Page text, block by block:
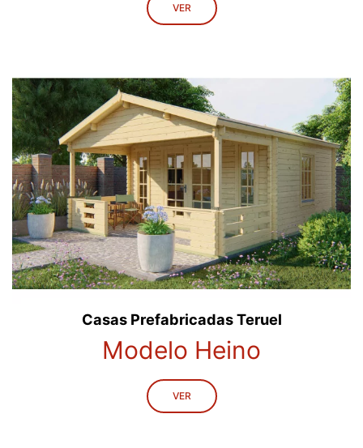
VER
Casas Prefabricadas Teruel
Modelo Heino
VER